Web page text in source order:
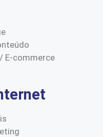
E-commerce